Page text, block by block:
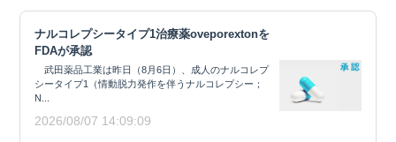
ナルコレプシータイプ1治療薬oveporextonを
FDAが承認
武田薬品工業は昨日（8月6日）、成人のナルコレプ
シータイプ1（情動脱力発作を伴うナルコレプシー；
N...
2026/08/07 14:09:09